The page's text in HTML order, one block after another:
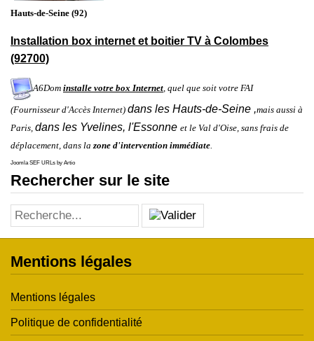
Hauts-de-Seine (92)
Installation box internet et boitier TV à Colombes
(92700)
A6Dom installe votre box Internet, quel que soit votre FAI
(Fournisseur d'Accès Internet) dans les Hauts-de-Seine ,mais aussi à
Paris, dans les Yvelines, l'Essonne et le Val d'Oise, sans frais de
déplacement, dans lazone d'intervention immédiate.
Joomla SEF URLs by Artio
Rechercher sur le site
Mentions légales
Mentions légales
Politique de confidentialité